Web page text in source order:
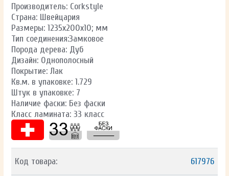
Производитель: Corkstyle
Страна: Швейцария
Размеры: 1235х200х10; мм
Тип соединения:Замковое
Порода дерева: Дуб
Дизайн: Однополосный
Покрытие: Лак
Кв.м. в упаковке: 1.729
Штук в упаковке: 7
Наличие фаски: Без фаски
Класс ламината: 33 класс
Код товара: 617976